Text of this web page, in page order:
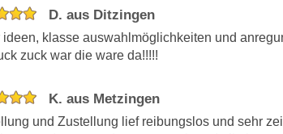
D. aus Ditzingen
ideen, klasse auswahlmöglichkeiten und
zuck war die ware da!!!!!
K. aus Metzingen
und Zustellung lief reibungslos und sehr